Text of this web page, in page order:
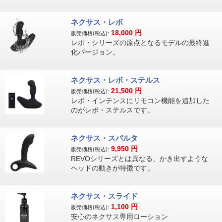
ネクサス・レボ
販売価格(税込): 18,000 円
レボ・シリーズの原点となるモデルの最終進
化バージョン。
ネクサス・レボ・ステルス
販売価格(税込): 21,500 円
レボ・インテンスにリモコン機能を追加した
のがレボ・ステルスです。
ネクサス・スパルタ
販売価格(税込): 9,950 円
REVOシリーズとは異なる、かき出すような
ヘッドの動きが特徴です。
ネクサス・スライド
販売価格(税込): 1,100 円
安心のネクサス専用ローション